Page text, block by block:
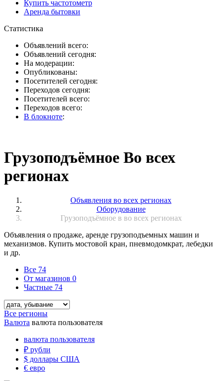
Купить частотометр
Аренда бытовки
Статистика
Объявлений всего:
Объявлений сегодня:
На модерации:
Опубликованы:
Посетителей сегодня:
Переходов сегодня:
Посетителей всего:
Переходов всего:
В блокноте:
Грузоподъёмное Во всех
регионах
Объявления во всех регионах
Оборудование
Грузоподъёмное в во всех регионах
Объявления о продаже, аренде грузоподъемных машин и
механизмов. Купить мостовой кран, пневмодомкрат, лебедки
и др.
Все 74
От магазинов 0
Частные 74
Все регионы
Валюта валюта пользователя
валюта пользователя
₽ рубли
$ доллары США
€ евро